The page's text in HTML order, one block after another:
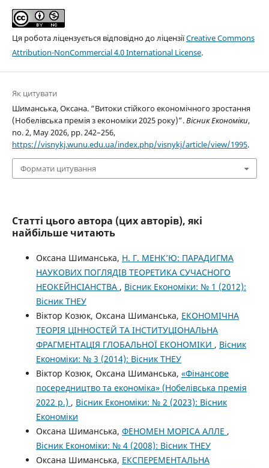
Ця робота ліцензується відповідно до ліцензіїCreative Commons
Attribution-NonCommercial 4.0 International License.
Як цитувати
Шиманська, Оксана. “Витоки стійкого економічного зростання
(Нобелівська премія з економіки 2025 року)”.Вісник Економіки,
no. 2, May 2026, pp. 242–256,
https://visnykj.wunu.edu.ua/index.php/visnykj/article/view/1995.
Формати цитування
Статті цього автора (цих авторів), які
найбільше читають
Оксана Шиманська, Н. Г. МЕНК’Ю: ПАРАДИГМА
НАУКОВИХ ПОГЛЯДІВ ТЕОРЕТИКА СУЧАСНОГО
НЕОКЕЙНСІАНСТВА , Вісник Економіки: № 1 (2012):
Вісник ТНЕУ
Віктор Козюк, Оксана Шиманська, ЕКОНОМІЧНА
ТЕОРІЯ ЦІННОСТЕЙ ТА ІНСТИТУЦІОНАЛЬНА
ФРАГМЕНТАЦІЯ ГЛОБАЛЬНОЇ ЕКОНОМІКИ , Вісник
Економіки: № 3 (2014): Вісник ТНЕУ
Віктор Козюк, Оксана Шиманська, «Фінансове
посередництво та економіка» (Нобелівська премія
2022 р.) , Вісник Економіки: № 2 (2023): Вісник
Економіки
Оксана Шиманська, ФЕНОМЕН МОРІСА АЛЛЕ ,
Вісник Економіки: № 4 (2008): Вісник ТНЕУ
Оксана Шиманська, ЕКСПЕРЕМЕНТАЛЬНА